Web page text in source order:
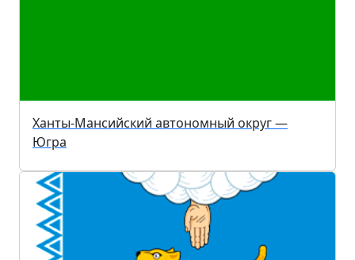
Ханты-Мансийский автономный округ —
Югра